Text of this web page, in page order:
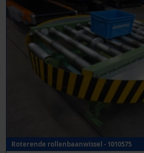
Roterende rollenbaanwissel - 1010575